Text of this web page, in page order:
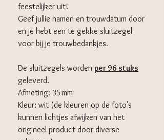
feestelijker uit!
Geef jullie namen en trouwdatum door
en je hebt een te gekke sluitzegel
voor bij je trouwbedankjes.
De sluitzegels worden per 96 stuks
geleverd.
Afmeting: 35mm
Kleur: wit (de kleuren op de foto's
kunnen lichtjes afwijken van het
origineel product door diverse